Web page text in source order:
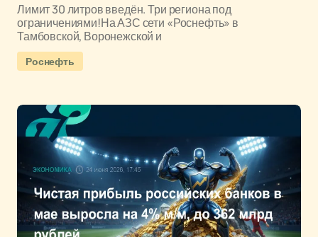
Лимит 30 литров введён. Три региона под
ограничениями!На АЗС сети «Роснефть» в
Тамбовской, Воронежской и
Роснефть